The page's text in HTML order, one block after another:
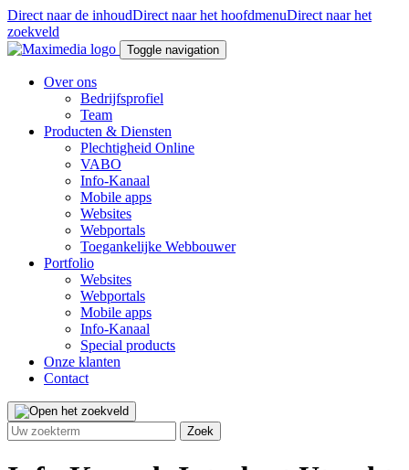
Direct naar de inhoudDirect naar het hoofdmenuDirect naar het
zoekveld
Toggle navigation
Over ons
Bedrijfsprofiel
Team
Producten & Diensten
Plechtigheid Online
VABO
Info-Kanaal
Mobile apps
Websites
Webportals
Toegankelijke Webbouwer
Portfolio
Websites
Webportals
Mobile apps
Info-Kanaal
Special products
Onze klanten
Contact